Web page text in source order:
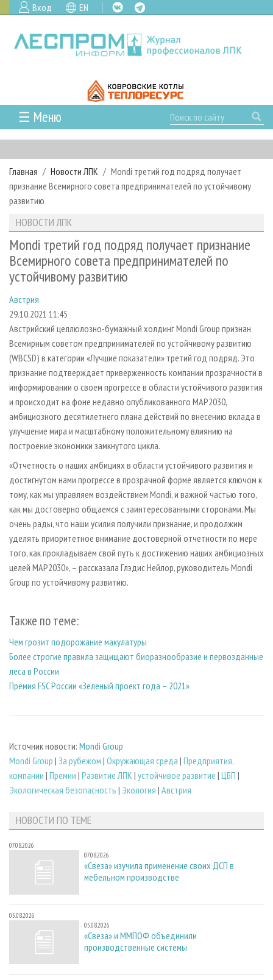
Вход EN
☰ Меню
ГЛАВНАЯ
РУБРИКИ И ТЕМЫ
РУБРИКИ ЖУРНАЛА
ЛЕСНОЕ ХОЗЯЙСТВО
ЛЕСОЗАГОТОВКА
ЛЕСОПИЛЕНИЕ
ДЕРЕВООБРАБОТКА
СУШКА ДРЕВЕСИНЫ
ПРОИЗВОДСТВО ДРЕВЕСНЫХ ПЛИТ
ДЕРЕВЯННОЕ ДОМОСТРОЕНИЕ
ПРОИЗВОДСТВО МЕБЕЛИ
БИОЭНЕРГЕТИКА
ЦБП
ИНСТРУМЕНТ И МАТЕРИАЛЫ
НОВОСТИ
КАЛЕНДАРЬ СОБЫТИЙ
НОВОСТИ ЛПК
НОВОСТИ ЖУРНАЛА
НОВОСТИ КОМПАНИЙ
ПРОЕКТЫ ЛПИ
АНАЛИТИКА
ПРЕДПРИЯТИЯ ЛПК
ЛЕСНЫЕ РЕГИОНЫ РОССИИ
ПЕРСОНЫ
МОБИЛЬНЫЕ ВЫСТАВКИ
ОФИЦИАЛЬНЫЕ ДЕЛЕГАЦИИ
ПРИОРИТЕТНЫЕ ИНВЕСТПРОЕКТЫ
RUSSIAN FORESTRY REVIEW
ГАЗЕТА ЛЕСПРОМФОРУМ
БИБЛИОТЕКА СПЕЦИАЛИСТА
АРХИВ
АРХИВ ЖУРНАЛОВ
СТАТЬИ
О ЖУРНАЛЕ
ПОДПИСКА
КОНТАКТЫ
РЕКЛАМОДАТЕЛЯМ
РЕКЛАМА
РЕКЛАМА НА САЙТЕ
Главная Новости ЛПК
Mondi третий год подряд получает
признание Всемирного совета предпринимателей по устойчивому
развитию
НОВОСТИ ЛПК
Mondi третий год подряд получает признание
Всемирного совета предпринимателей по
устойчивому развитию
Австрия
29.10.2021 11:45
Австрийский целлюлозно-бумажный холдинг Mondi Group признан
Всемирным советом предпринимателей по устойчивому развитию
(WBCSD) в категории «Лучшие показатели» третий год подряд. Это
признание подтверждает приверженность компании прозрачности в
информировании о своем прогрессе в области устойчивого развития
и происходит на фоне недавно опубликованного MAP2030,
амбициозного десятилетнего плана действий по внесению вклада в
улучшение мира и масштабному положительному влиянию на
построение экономики замкнутого цикла.
«Отчетность о наших амбициях в области устойчивого развития и
достигнутом нами прогрессе в прозрачной форме является ключом к
тому, как мы управляем воздействием Mondi, и важной частью того,
как мы достоверно общаемся с заинтересованными сторонами. Мы
очень рады, что наши усилия получили признание, и продолжим
уделять приоритетное внимание достоверной отчетности по мере
того, как прокладываем свой путь к достижению наших амбициозных
целей MAP2030», – рассказала Глэдис Нейлор, руководитель Mondi
Group по устойчивому развитию.
Также по теме:
Чем грозит подорожание макулатуры
Более строгие правила защищают биоразнообразие и первозданные
леса в России
Премия FSC России «Зеленый проект года – 2021»
Источник новости: Mondi Group
Mondi Group | За рубежом | Окружающая среда | Предприятия,
компании | Премии | Развитие ЛПК | устойчивое развитие | ЦБП |
Экологическая безопасность | Экология | Австрия
НОВОСТИ ПО ТЕМЕ
07.08.2026
07.08.2026
«Свеза» изучила применение своих ДСП в
мебельном производстве
05.08.2026
05.08.2026
«Свеза» и ММПОФ объединили
производственные системы